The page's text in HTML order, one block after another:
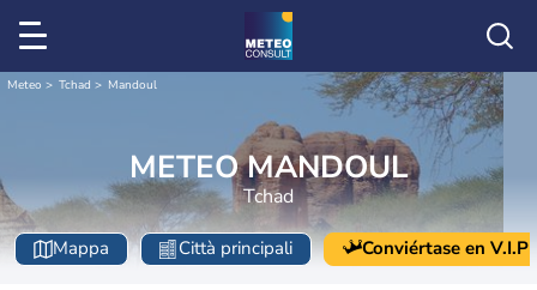
Meteo Tchad Mandoul
METEO MANDOUL
Tchad
Mappa Città principali Conviértase en V.I.P